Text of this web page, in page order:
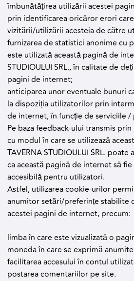
îmbunătățirea utilizării acestei
prin identificarea oricăror erori
vizitării/utilizării acesteia de către
furnizarea de statistici anonime cu
este utilizată această pagină de
STUDIOULUI SRL., în calitate de
pagini de internet;
anticiparea unor eventuale bunuri
la dispoziția utilizatorilor prin
de internet, în funcție de serviciile /
Pe baza feedback-ului transmis
cu modul în care se utilizează
TAVERNA STUDIOULUI SRL.
ca această pagină de internet să
accesibilă pentru utilizatori.
Astfel, utilizarea cookie-urilor
anumitor setări/preferințe stabilite
acestei pagini de internet, precum:
limba în care este vizualizată o
moneda în care se exprimă
facilitarea accesului în contul
postarea comentariilor pe site.